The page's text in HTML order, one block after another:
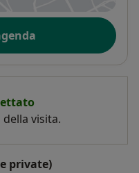
visita.
private)